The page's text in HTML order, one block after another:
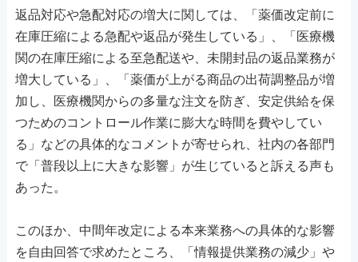
返品対応や急配対応の増大に関しては、「薬価改定前に
在庫圧縮による急配や返品が発生している」、「医療機
関の在庫圧縮による至急配送や、未開封品の返品業務が
増大している」、「薬価が上がる商品の出荷調整品が増
加し、医療機関からの多量な注文を防ぎ、安定供給を保
つためのコントロール作業に膨大な時間を費やしてい
る」などの具体的なコメントが寄せられ、社内の各部門
で「普段以上に大きな影響」が生じていると訴える声も
あった。
このほか、中間年改定による本来業務への具体的な影響
を自由回答で求めたところ、「情報提供業務の減少」や